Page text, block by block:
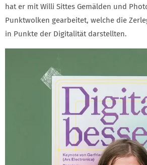
hat er mit Willi Sittes Gemälden und
Punktwolken gearbeitet, welche die
in Punkte der Digitalität darstellten.